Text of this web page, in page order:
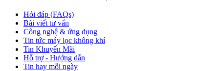
Hỏi đáp (FAQs)
Bài viết tư vấn
Công nghệ & ứng dụng
Tin tức máy lọc không khí
Tin Khuyến Mãi
Hỗ trợ - Hướng dẫn
Tin hay mỗi ngày